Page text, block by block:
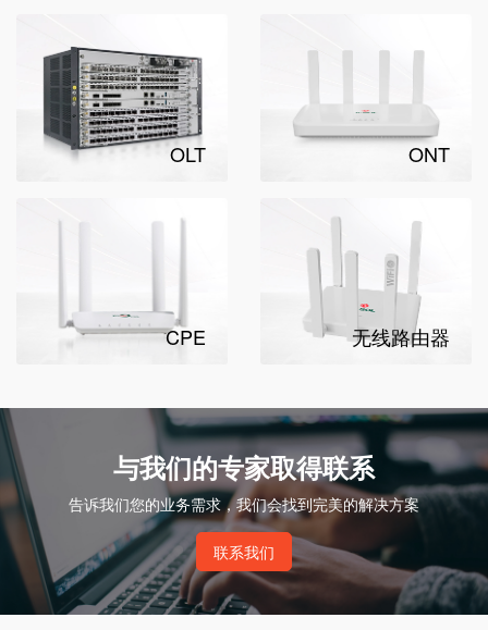
OLT ONT
CPE 无线路由器
与我们的专家取得联系
告诉我们您的业务需求，我们会找到完美的解决方案
联系我们